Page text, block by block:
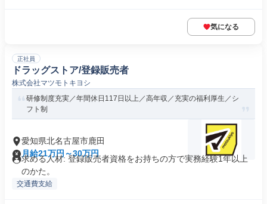
気になる
正社員
ドラッグストア/登録販売者
株式会社マツモトキヨシ
研修制度充実／年間休日117日以上／高年収／充実の福利厚生／シ
フト制
愛知県北名古屋市鹿田
月給21万円～30万円
求める人材: 登録販売者資格をお持ちの方で実務経験1年以上
のかた。
交通費支給